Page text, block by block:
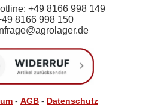
+49 8166 998 149
8166 998 150
- AGB - Datenschutz